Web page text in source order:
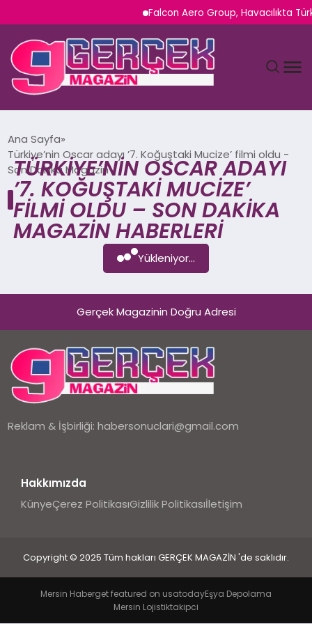
Falcon Aero Group, Havacılıkta
YAŞAM
SPOR
TEKNOLOJI
EKONOMI
DÜNYA
Ana Sayfa
Türkiye’nin Oscar adayı ’7. Koğuştaki Mucize’ filmi oldu -
Son Dakika Magazin
TÜRKIYE’NIN OSCAR ADAYI
’7. KOĞUŞTAKI MUCIZE’
FILMI OLDU – SON DAKIKA
MAGAZIN HABERLERI
Yükleniyor...
Gerçek Magazinin Doğru Adresi
Reklam & İşbirliği:habersonuclari@gmail.com
Hakkımızda
KünyeÇerez PolitikasıGizlilik Politikasıİletişim
Copyright © 2025 Tüm hakları GERÇEK MAGAZİN 'de saklıdır.
Mersin Haberget featured on usatodayEşya Depolama
Mersin Lojistiktakipci